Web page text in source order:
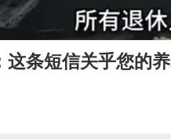
这条短信关乎您的